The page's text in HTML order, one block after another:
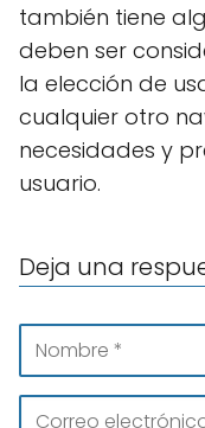
también tiene
deben ser
la elección de
cualquier otro
necesidades y
usuario.
Deja una